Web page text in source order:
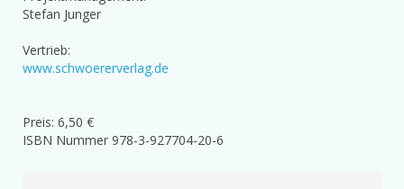
Stefan Junger
Vertrieb:
www.schwoererverlag.de
Preis: 6,50 €
ISBN Nummer 978-3-927704-20-6